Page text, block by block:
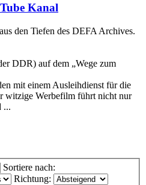
Kanal
den Tiefen des DEFA Archives.
DDR) auf dem „Wege zum
mit einem Ausleihdienst für die
witzige Werbefilm führt nicht nur
...
Sortiere nach:
Richtung: